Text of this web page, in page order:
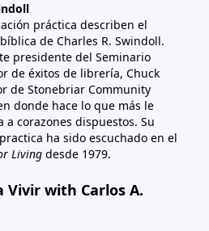
práctica describen el
de Charles R. Swindoll.
presidente del Seminario
de éxitos de librería, Chuck
de Stonebriar Community
donde hace lo que más le
corazones dispuestos. Su
ha sido escuchado en el
Living desde 1979.
Vivir with Carlos A.